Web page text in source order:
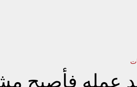
عمله فأصبح